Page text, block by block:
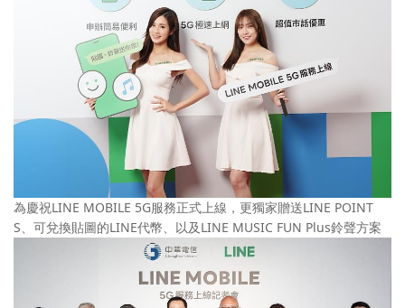
為慶祝LINE MOBILE 5G服務正式上線，更獨家贈送LINE POINT
S、可兌換貼圖的LINE代幣、以及LINE MUSIC FUN Plus鈴聲方案